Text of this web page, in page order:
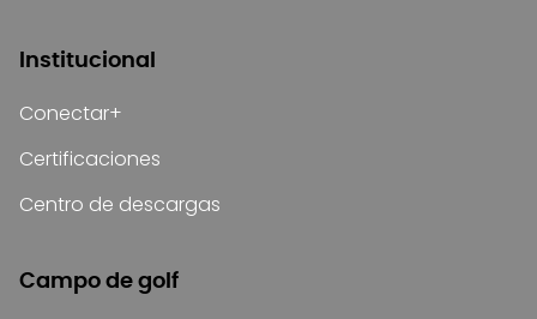
Institucional
Conectar+
Certificaciones
Centro de descargas
Campo de golf